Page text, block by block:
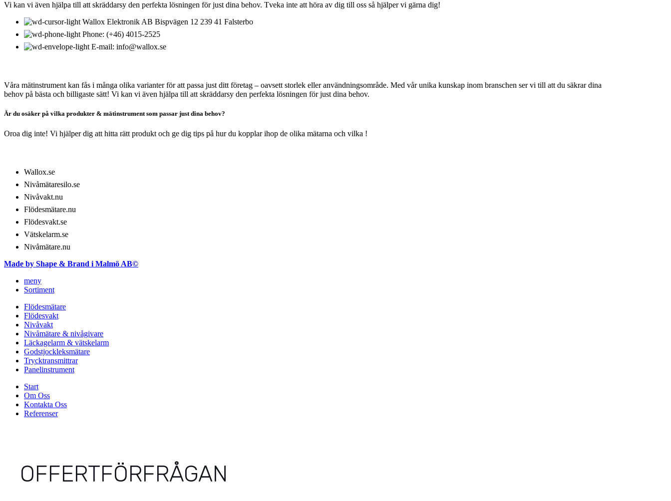
Vi kan vi även hjälpa till att skräddarsy den perfekta lösningen för just dina behov. Tveka inte att höra av dig till oss så hjälper vi gärna dig!
Wallox Elektronik AB Bispvägen 12 239 41 Falsterbo
Phone: (+46) 4015-2525
E-mail: info@wallox.se
Våra mätinstrument kan fås i många olika varianter för att passa just ditt företag – oavsett storlek eller användningsområde. Med vår unika kunskap inom branschen ser vi till att du säkrar dina
behov på bästa och billigaste sätt! Vi kan vi även hjälpa till att skräddarsy den perfekta lösningen för just dina behov.
Är du osäker på vilka produkter & mätinstrument som passar just dina behov?
Oroa dig inte! Vi hjälper dig att hitta rätt produkt och ge dig tips på hur du kopplar ihop de olika mätarna och vilka !
Wallox.se
Nivåmätaresilo.se
Nivåvakt.nu
Flödesmätare.nu
Flödesvakt.se
Vätskelarm.se
Nivåmätare.nu
Made by Shape & Brand i Malmö AB©
meny
Sortiment
Flödesmätare
Flödesvakt
Nivåvakt
Nivåmätare & nivågivare
Läckagelarm & vätskelarm
Godstjockleksmätare
Trycktransmittrar
Panelinstrument
Start
Om Oss
Kontakta Oss
Referenser
OFFERTFÖRFRÅGAN